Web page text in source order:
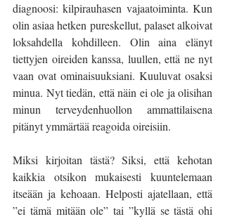
diagnoosi: kilpirauhasen vajaatoiminta. Kun
olin asiaa hetken pureskellut, palaset alkoivat
loksahdella kohdilleen. Olin aina elänyt
tiettyjen oireiden kanssa, luullen, että ne nyt
vaan ovat ominaisuuksiani. Kuuluvat osaksi
minua. Nyt tiedän, että näin ei ole ja olisihan
minun terveydenhuollon ammattilaisena
pitänyt ymmärtää reagoida oireisiin.
Miksi kirjoitan tästä? Siksi, että kehotan
kaikkia otsikon mukaisesti kuuntelemaan
itseään ja kehoaan. Helposti ajatellaan, että
”ei tämä mitään ole” tai ”kyllä se tästä ohi